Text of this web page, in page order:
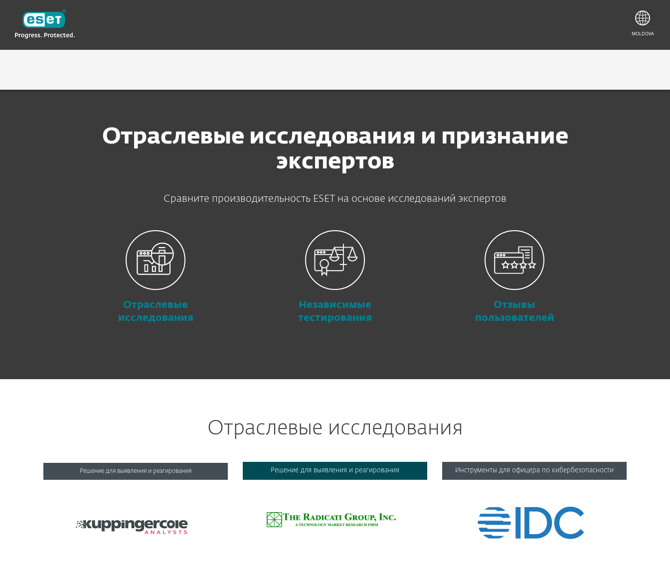
Отраслевые исследования и признание
экспертов
Сравните производительность ESET на основе исследований экспертов
Отраслевые
исследования
Независимые
тестирования
Отзывы
пользователей
Отраслевые исследования
Решение для выявления и реагирования Решение для выявления и реагирования Инструменты для офицера по кибербезопасности
MD-RUО компании
ESET
MOLDOVA